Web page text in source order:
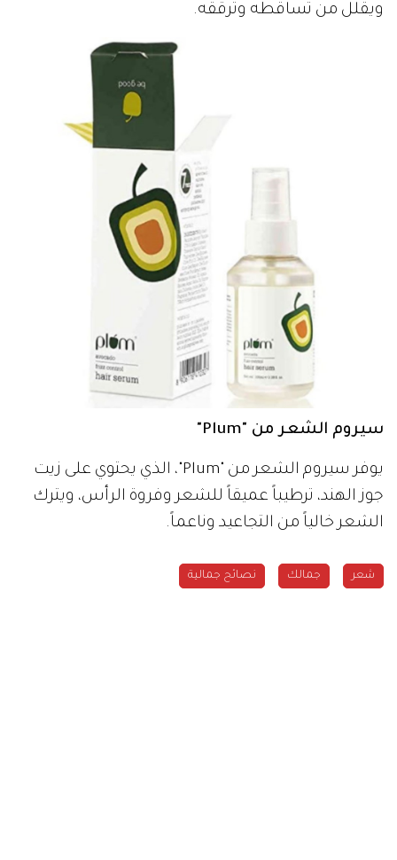
ويقلل من تساقطه وترققه.
سيروم الشعر من "Plum"
يوفر سيروم الشعر من "Plum"، الذي يحتوي على زيت
جوز الهند، ترطيباً عميقاً للشعر وفروة الرأس، ويترك
الشعر خالياً من التجاعيد وناعماً.
شعر جمالك نصائح جمالية